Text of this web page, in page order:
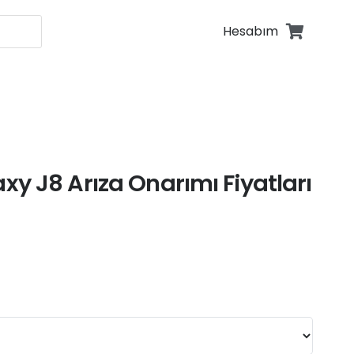
Hesabım
J8 Arıza Onarımı Fiyatları